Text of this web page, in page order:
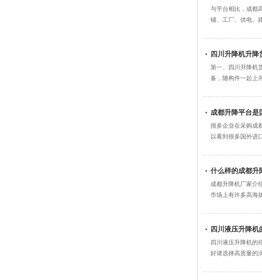
与平台相比，成都
铺、工厂、供电、
四川升降机升
第一、四川升降机
备，随构件一起上
成都升降平台是
很多企业在采购成
以看到很多国外进
什么样的成都升
成都升降机厂家介
市场上有许多高海
四川液压升降
四川液压升降机的
好请选择高质量的